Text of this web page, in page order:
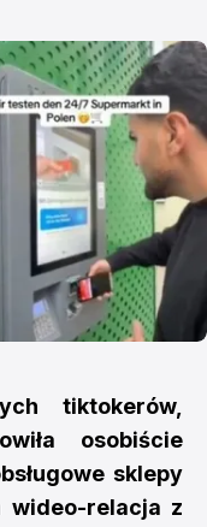
tiktokerów,
osobiście
sklepy
wideo-relacja z